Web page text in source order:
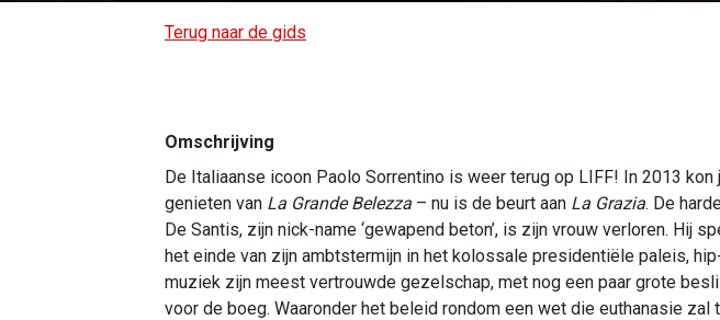
Terug naar de gids
Omschrijving
De Italiaanse icoon Paolo Sorrentino is weer terug op LIFF! In 2013 kon
genieten van La Grande Belezza – nu is de beurt aan La Grazia. De
De Santis, zijn nick-name ‘gewapend beton’, is zijn vrouw verloren. Hij
het einde van zijn ambtstermijn in het kolossale presidentiële paleis,
muziek zijn meest vertrouwde gezelschap, met nog een paar grote
voor de boeg. Waaronder het beleid rondom een wet die euthanasie zal